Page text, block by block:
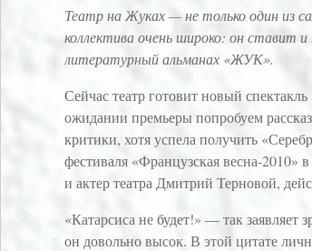
Театр на Жуках — не только один из
коллектива очень широко: он ставит
литературный альманах «ЖУК».
Сейчас театр готовит новый
ожидании премьеры попробуем
критики, хотя успела получить
фестиваля «Французская весна-
и актер театра Дмитрий Терновой,
«Катарсиса не будет!» — так
он довольно высок. В этой цитате